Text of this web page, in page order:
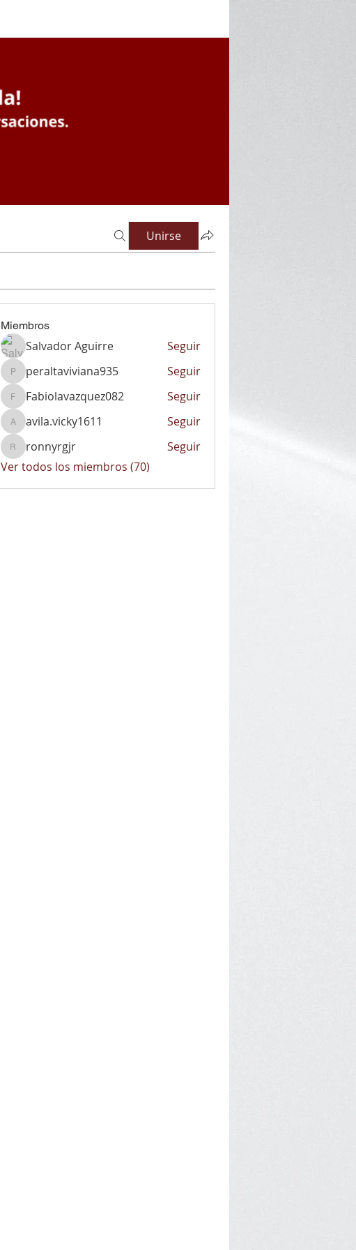
Unirse
Miembros
Salvador Aguirre Seguir
peraltaviviana935
peraltaviviana935 Seguir
Fabiolavazquez082
Fabiolavazquez082 Seguir
avila.vicky1611
avila.vicky1611 Seguir
ronnyrgjr
ronnyrgjr
Seguir
Ver todos los miembros (70)